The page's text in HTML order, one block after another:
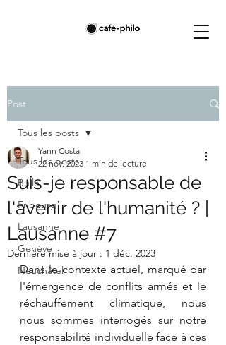
Post
Tous les posts
Bulle
Fribourg
Lausanne
Genève
Neuchâtel
Tous les posts
Suis-je responsable de
l'avenir de l'humanité ? |
Lausanne #7
Yann Costa
22 nov. 2023 1 min de lecture
Dernière mise à jour : 1 déc. 2023
Dans le contexte actuel, marqué par
l'émergence de conflits armés et le
réchauffement climatique, nous
nous sommes interrogés sur notre
responsabilité individuelle face à ces